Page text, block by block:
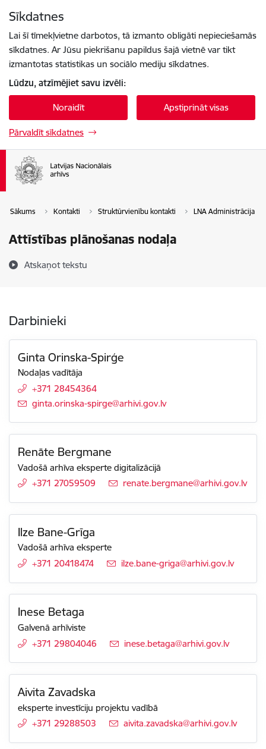
Sīkdatnes
Lai šī tīmekļvietne darbotos, tā izmanto obligāti nepieciešamās
sīkdatnes. Ar Jūsu piekrišanu papildus šajā vietnē var tikt
izmantotas statistikas un sociālo mediju sīkdatnes.
Lūdzu, atzīmējiet savu izvēli:
Noraidīt Apstiprināt visas
Pārvaldīt sīkdatnes
Sākums Kontakti Struktūrvienību kontakti LNA Administrācija
Attīstības plānošanas nodaļa
Atskaņot tekstu
Darbinieki
Ginta Orinska-Spirģe
Nodaļas vadītāja
+371 28454364
E-pasts:
ginta.orinska-spirge@arhivi.gov.lv
Renāte Bergmane
Vadošā arhīva eksperte digitalizācijā
+371 27059509
E-pasts:
renate.bergmane@arhivi.gov.lv
Ilze Bane-Grīga
Vadošā arhīva eksperte
+371 20418474
E-pasts:
ilze.bane-griga@arhivi.gov.lv
Inese Betaga
Galvenā arhīviste
+371 29804046
E-pasts:
inese.betaga@arhivi.gov.lv
Aivita Zavadska
eksperte investīciju projektu vadībā
+371 29288503
E-pasts:
aivita.zavadska@arhivi.gov.lv